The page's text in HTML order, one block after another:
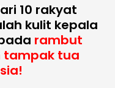
10 rakyat
kulit kepala
rambut
tampak tua